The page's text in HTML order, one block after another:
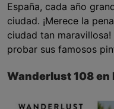
España, cada año
ciudad. ¡Merece la
ciudad tan
probar sus famosos
Wanderlust 108 en